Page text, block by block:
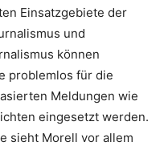
Einsatzgebiete der
und
können
problemlos für die
Meldungen wie
eingesetzt werden.
sieht Morell vor allem